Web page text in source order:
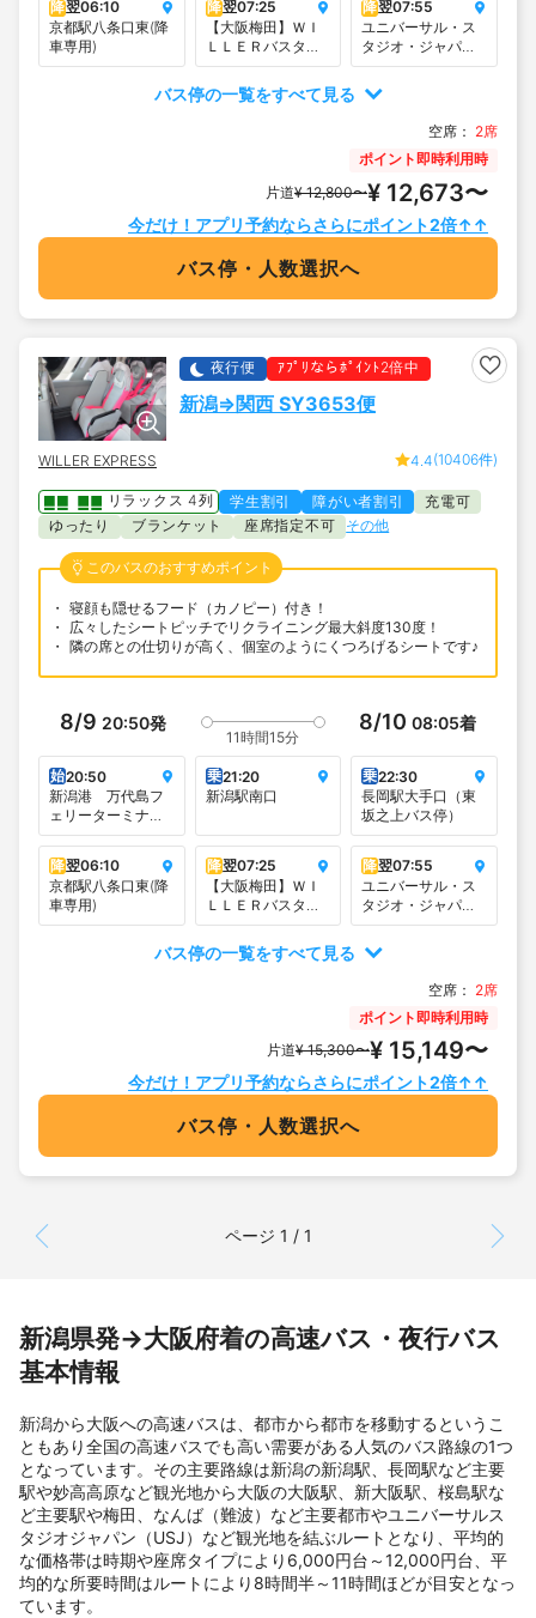
す）
降翌06:10
京都駅八条口東(降
車専用)
降翌07:25
【大阪梅田】ＷＩ
ＬＬＥＲバスター
ミナル大阪梅田
（梅田スカイビル
タワーイースト
降翌07:55
ユニバーサル・ス
タジオ・ジャパン
交通広場
バス停の一覧をすべて見る
空席： 2席
ポイント即時利用時
片道¥ 12,800〜¥ 12,673〜
今だけ！アプリ予約ならさらにポイント2倍↑↑
バス停・人数選択へ
夜行便 ｱﾌﾟﾘならﾎﾟｲﾝﾄ2倍中
新潟⇒関西 SY3653便
WILLER EXPRESS 4.4(10406件)
リラックス 4列 学生割引 障がい者割引
充電可
ゆったり
ブランケット 座席指定不可 その他
このバスのおすすめポイント
寝顔も隠せるフード（カノピー）付き！
広々したシートピッチでリクライニング最大斜度130度！
隣の席との仕切りが高く、個室のようにくつろげるシートです♪
8/9 20:50発
11時間15分
8/10 08:05着
始20:50
新潟港 万代島フ
ェリーターミナル
（朱鷺メッセへは
す）
乗21:20
新潟駅南口
乗22:30
長岡駅大手口（東
坂之上バス停）
降翌06:10
京都駅八条口東(降
車専用)
降翌07:25
【大阪梅田】ＷＩ
ＬＬＥＲバスター
ミナル大阪梅田
（梅田スカイビル
タワーイースト
降翌07:55
ユニバーサル・ス
タジオ・ジャパン
交通広場
バス停の一覧をすべて見る
空席： 2席
ポイント即時利用時
片道¥ 15,300〜¥ 15,149〜
今だけ！アプリ予約ならさらにポイント2倍↑↑
バス停・人数選択へ
ページ 1 / 1
新潟県発→大阪府着の高速バス・夜行バス
基本情報
新潟から大阪への高速バスは、都市から都市を移動するというこ
ともあり全国の高速バスでも高い需要がある人気のバス路線の1つ
となっています。その主要路線は新潟の新潟駅、長岡駅など主要
駅や妙高高原など観光地から大阪の大阪駅、新大阪駅、桜島駅な
ど主要駅や梅田、なんば（難波）など主要都市やユニバーサルス
タジオジャパン（USJ）など観光地を結ぶルートとなり、平均的
な価格帯は時期や座席タイプにより6,000円台～12,000円台、平
均的な所要時間はルートにより8時間半～11時間ほどが目安となっ
ています。